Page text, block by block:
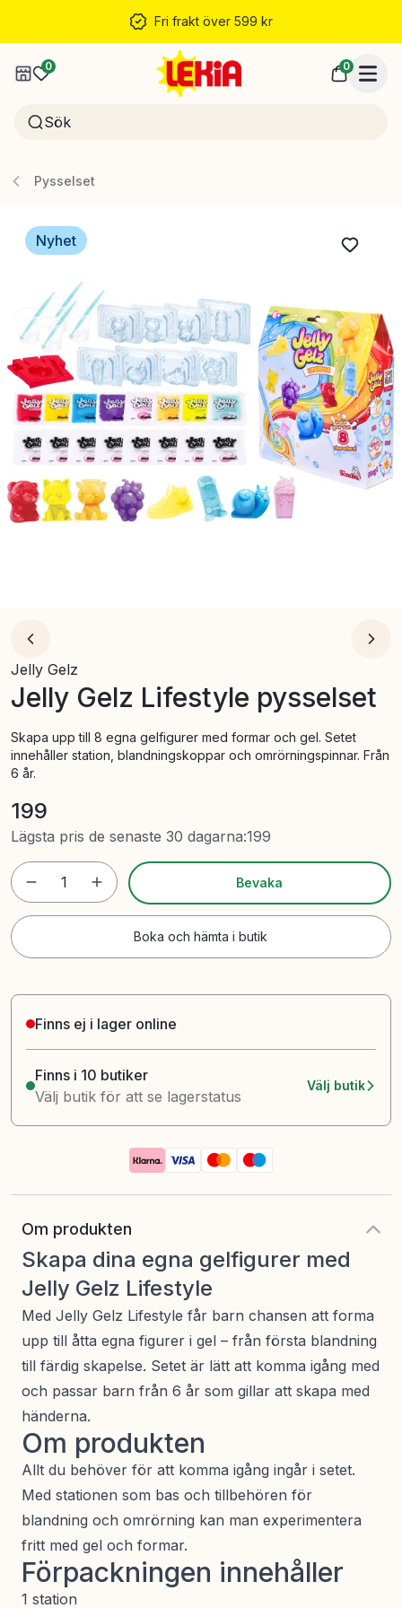
Fri frakt över 599 kr
0 0
Pysselset
Nyhet
Jelly Gelz
Jelly Gelz Lifestyle pysselset
Skapa upp till 8 egna gelfigurer med formar och gel. Setet
innehåller station, blandningskoppar och omrörningspinnar. Från
6 år.
199
Lägsta pris de senaste 30 dagarna:199
1 Bevaka
Boka och hämta i butik
Finns ej i lager online
Finns i 10 butiker
Välj butik för att se lagerstatus
Välj butik
Om produkten
Skapa dina egna gelfigurer med
Jelly Gelz Lifestyle
Med Jelly Gelz Lifestyle får barn chansen att forma
upp till åtta egna figurer i gel – från första blandning
till färdig skapelse. Setet är lätt att komma igång med
och passar barn från 6 år som gillar att skapa med
händerna.
Om produkten
Allt du behöver för att komma igång ingår i setet.
Med stationen som bas och tillbehören för
blandning och omrörning kan man experimentera
fritt med gel och formar.
Förpackningen innehåller
1 station